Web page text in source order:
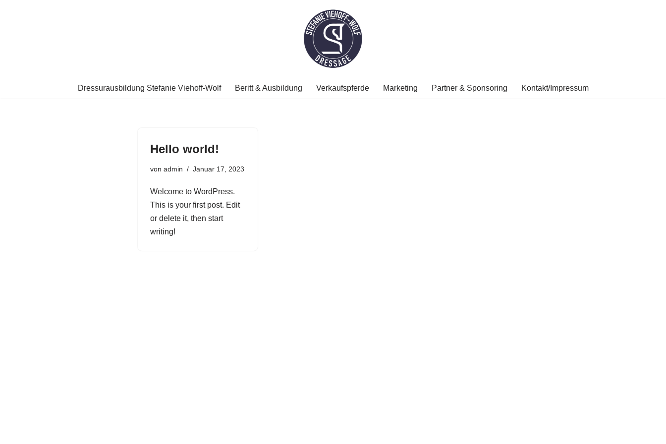
Dressurausbildung Stefanie Viehoff-Wolf Beritt & Ausbildung Verkaufspferde Marketing Partner & Sponsoring Kontakt/Impressum
Hello world!
von admin Januar 17, 2023
Welcome to WordPress.
This is your first post. Edit
or delete it, then start
writing!